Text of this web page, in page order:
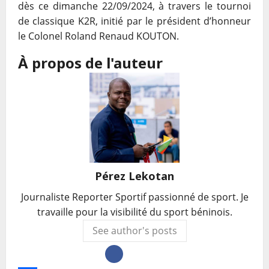
dès ce dimanche 22/09/2024, à travers le tournoi
de classique K2R, initié par le président d’honneur
le Colonel Roland Renaud KOUTON.
À propos de l'auteur
Pérez Lekotan
Journaliste Reporter Sportif passionné de sport. Je
travaille pour la visibilité du sport béninois.
See author's posts